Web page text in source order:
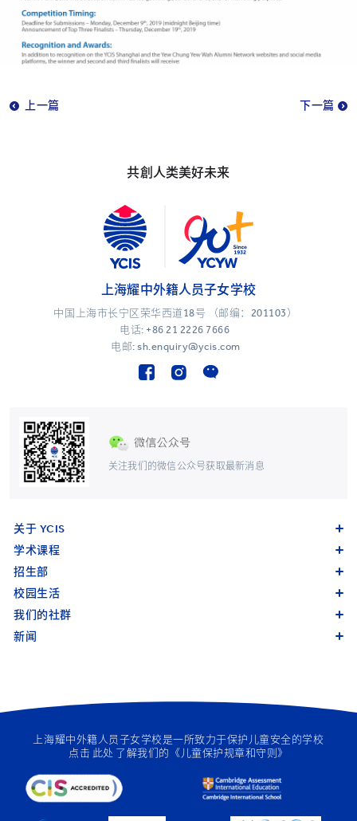
上一篇 下一篇
共創人类美好未来
关注我们的微信公众号获取最新消息
上海耀中外籍人员子女学校
中国上海市长宁区荣华西道18号 （邮编：201103）
电话: +86 21 2226 7666
电邮: sh.enquiry@ycis.com
关于 YCIS
学术课程
招生部
校园生活
我们的社群
新闻
上海耀中外籍人员子女学校是一所致力于保护儿童安全的学校
点击 此处 了解我们的《儿童保护规章和守则》